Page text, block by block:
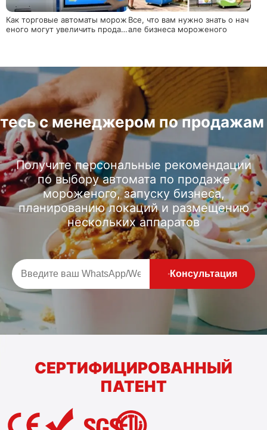
Как торговые автоматы морож
еного могут увеличить продаж
Все, что вам нужно знать о нач
але бизнеса мороженого
с менеджером по продажам
Получите персональные рекомендации
по выбору автомата по продаже
мороженого, запуску бизнеса,
планированию локаций и размещению
нескольких аппаратов
Консультация
СЕРТИФИЦИРОВАННЫЙ
ПАТЕНТ